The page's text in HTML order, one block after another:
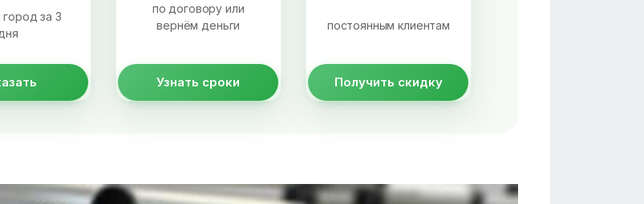
за 3
по договору или
вернём деньги
Узнать сроки
постоянным клиентам
Получить скидку